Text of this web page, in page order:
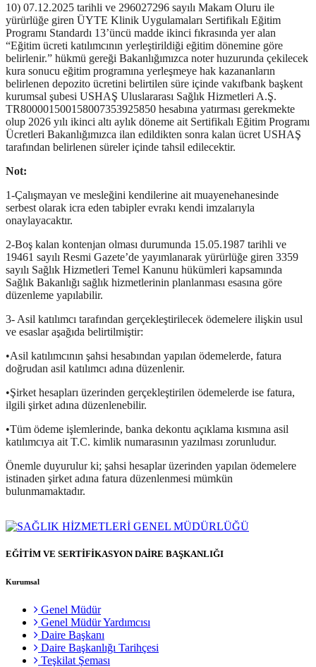
10) 07.12.2025 tarihli ve 296027296 sayılı Makam Oluru ile
yürürlüğe giren ÜYTE Klinik Uygulamaları Sertifikalı Eğitim
Programı Standardı 13’üncü madde ikinci fıkrasında yer alan
“Eğitim ücreti katılımcının yerleştirildiği eğitim dönemine göre
belirlenir.” hükmü gereği Bakanlığımızca noter huzurunda çekilecek
kura sonucu eğitim programına yerleşmeye hak kazananların
belirlenen depozito ücretini belirtilen süre içinde vakıfbank başkent
kurumsal şubesi USHAŞ Uluslararası Sağlık Hizmetleri A.Ş.
TR800001500158007353925850 hesabına yatırması gerekmekte
olup 2026 yılı ikinci altı aylık döneme ait Sertifikalı Eğitim Programı
Ücretleri Bakanlığımızca ilan edildikten sonra kalan ücret USHAŞ
tarafından belirlenen süreler içinde tahsil edilecektir.
Not:
1-Çalışmayan ve mesleğini kendilerine ait muayenehanesinde
serbest olarak icra eden tabipler evrakı kendi imzalarıyla
onaylayacaktır.
2-Boş kalan kontenjan olması durumunda 15.05.1987 tarihli ve
19461 sayılı Resmi Gazete’de yayımlanarak yürürlüğe giren 3359
sayılı Sağlık Hizmetleri Temel Kanunu hükümleri kapsamında
Sağlık Bakanlığı sağlık hizmetlerinin planlanması esasına göre
düzenleme yapılabilir.
3- Asil katılımcı tarafından gerçekleştirilecek ödemelere ilişkin usul
ve esaslar aşağıda belirtilmiştir:
•Asil katılımcının şahsi hesabından yapılan ödemelerde, fatura
doğrudan asil katılımcı adına düzenlenir.
•Şirket hesapları üzerinden gerçekleştirilen ödemelerde ise fatura,
ilgili şirket adına düzenlenebilir.
•Tüm ödeme işlemlerinde, banka dekontu açıklama kısmına asil
katılımcıya ait T.C. kimlik numarasının yazılması zorunludur.
Önemle duyurulur ki; şahsi hesaplar üzerinden yapılan ödemelere
istinaden şirket adına fatura düzenlenmesi mümkün
bulunmamaktadır.
EĞİTİM VE SERTİFİKASYON DAİRE BAŞKANLIĞI
Kurumsal
Genel Müdür
Genel Müdür Yardımcısı
Daire Başkanı
Daire Başkanlığı Tarihçesi
Teşkilat Şeması